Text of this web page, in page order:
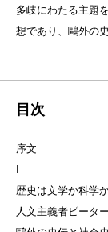
多岐にわたる主題
想であり、鷗外の
目次
序文
歴史は文学か科学
人文主義者ピータ